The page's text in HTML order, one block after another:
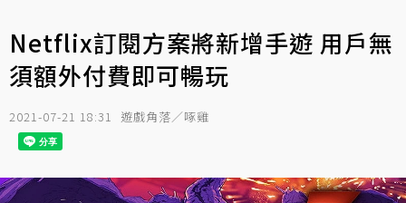
Netflix訂閱方案將新增手遊 用戶無
須額外付費即可暢玩
2021-07-21 18:31 遊戲角落／啄雞